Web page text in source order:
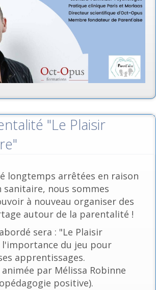
"Le Plaisir
longtemps arrêtées en raison
nous sommes
à nouveau organiser des
autour de la parentalité !
sera : "Le Plaisir
du jeu pour
apprentissages.
par Mélissa Robinne
positive).